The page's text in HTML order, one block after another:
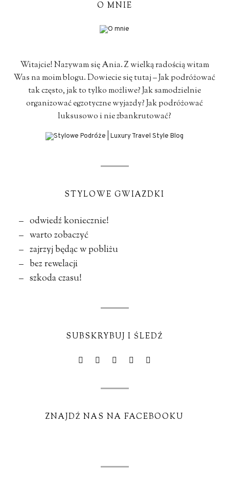
O MNIE
Witajcie! Nazywam się Ania. Z wielką radością witam
Was na moim blogu. Dowiecie się tutaj – Jak podróżować
tak często, jak to tylko możliwe? Jak samodzielnie
organizować egzotyczne wyjazdy? Jak podróżować
luksusowo i nie zbankrutować?
STYLOWE GWIAZDKI
– odwiedź koniecznie!
– warto zobaczyć
– zajrzyj będąc w pobliżu
– bez rewelacji
– szkoda czasu!
SUBSKRYBUJ I ŚLEDŹ
ZNAJDŹ NAS NA FACEBOOKU